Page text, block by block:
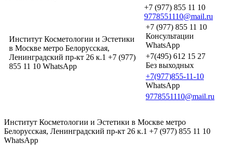
Институт Косметологии и Эстетики
в Москве метро Белорусская,
Ленинградский пр-кт 26 к.1 +7 (977)
855 11 10 WhatsApp
+7 (977) 855 11 10
9778551110@mail.ru
+7 (977) 855 11 10
Консультации
WhatsApp
+7(495) 612 15 27
Без выходных
+7(977)855-11-10
WhatsApp
9778551110@mail.ru
Институт Косметологии и Эстетики в Москве метро
Белорусская, Ленинградский пр-кт 26 к.1 +7 (977) 855 11 10
WhatsApp